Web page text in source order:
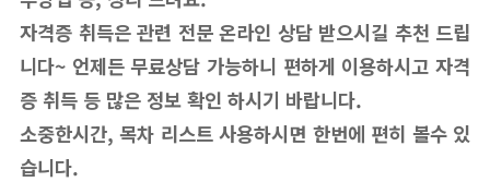
자격증 취득은 관련 전문 온라인 상담 받으시길 추천 드립
니다~ 언제든 무료상담 가능하니 편하게 이용하시고 자격
증 취득 등 많은 정보 확인 하시기 바랍니다.
소중한시간, 목차 리스트 사용하시면 한번에 편히 볼수 있
습니다.